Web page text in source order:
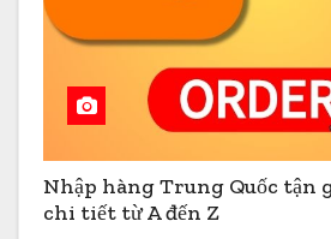
Nhập hàng Trung Quốc tận
chi tiết từ A đến Z